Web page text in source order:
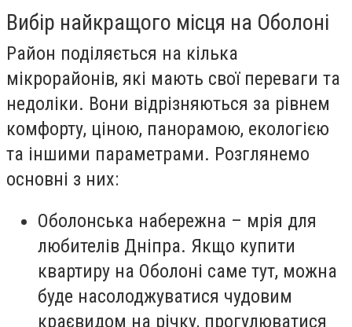
Вибір найкращого місця на Оболоні
Район поділяється на кілька
мікрорайонів, які мають свої переваги та
недоліки. Вони відрізняються за рівнем
комфорту, ціною, панорамою, екологією
та іншими параметрами. Розглянемо
основні з них:
Оболонська набережна – мрія для
любителів Дніпра. Якщо купити
квартиру на Оболоні саме тут, можна
буде насолоджуватися чудовим
краєвидом на річку, прогулюватися